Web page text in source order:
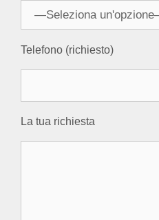
Telefono (richiesto)
La tua richiesta